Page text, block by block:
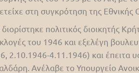
στη συγκρότηση της
πολιτικός διοικητής
του 1946 και εξελέγη
2.10.1946-4.11.1946) και έπειτα
Ανέλαβε το Υπουργείο